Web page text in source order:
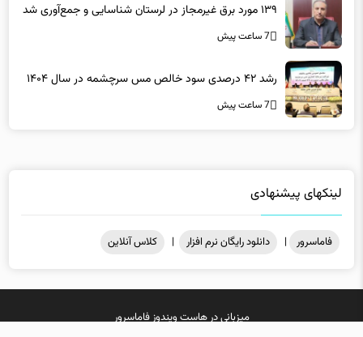
۱۳۹ مورد برق غیرمجاز در لرستان شناسایی و جمع‌آوری شد
7 ساعت پیش
رشد ۴۲ درصدی سود خالص مس سرچشمه در سال ۱۴۰۴
7 ساعت پیش
لینکهای پیشنهادی
فاماسرور | دانلود رایگان نرم افزار | کلاس آنلاین
میزبانی درهاست ویندوزفاماسرور